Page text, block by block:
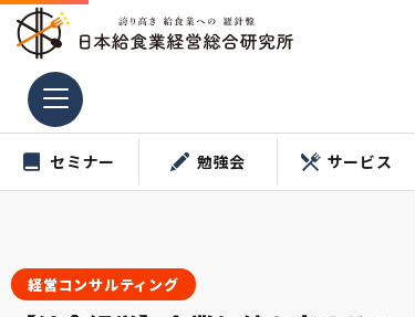
ツ
ス
プ
セミナー 勉強会 サービス
経営コンサルティング